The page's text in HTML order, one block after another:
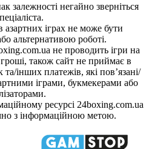
залежності негайно зверніться
іграх не може бути
альтернативою роботі.
не проводить ігри на
гроші, також сайт не приймає в
інших платежів, які пов’язані/
іграми, букмекерами або
ресурсі 24boxing.com.ua
з інформаційною метою.